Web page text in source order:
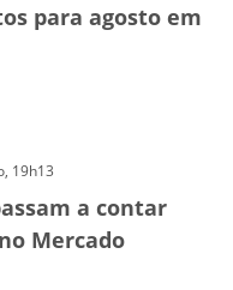
para agosto em
19h13
a contar
Mercado